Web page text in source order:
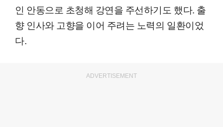
인 안동으로 초청해 강연을 주선하기도 했다. 출
향 인사와 고향을 이어 주려는 노력의 일환이었
다.
ADVERTISEMENT